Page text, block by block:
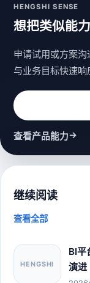
HENGSHI SENSE
想把类似能
申请试用或方案
与业务目标快速响
查看产品能力→
继续阅读
查看全部
HENGSHI
BI平
演进